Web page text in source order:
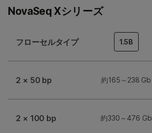
NovaSeq Xシリーズ
フローセルタイプ 1.5B
2 × 50 bp 約165～238 Gb
2 × 100 bp 約330～476 Gb